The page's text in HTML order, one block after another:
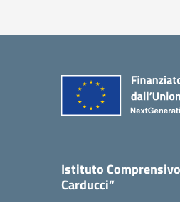
Istituto
Carducci”